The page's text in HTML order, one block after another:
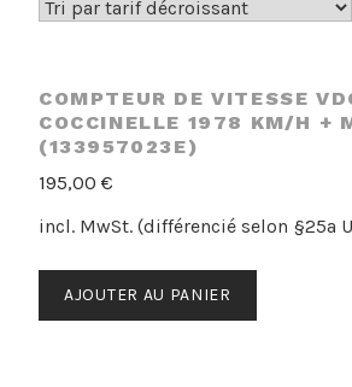
prix
COMPTEUR DE VITESSE
COCCINELLE 1978 KM/H +
(133957023E)
195,00 €
incl. MwSt. (différencié selon §25a
AJOUTER AU PANIER